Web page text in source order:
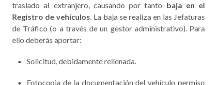
traslado al extranjero, causando por tanto baja en el
Registro de vehículos. La baja se realiza en las Jefaturas
de Tráfico (o a través de un gestor administrativo). Para
ello deberás aportar:
Solicitud, debidamente rellenada.
Fotocopia de la documentación del vehículo permiso